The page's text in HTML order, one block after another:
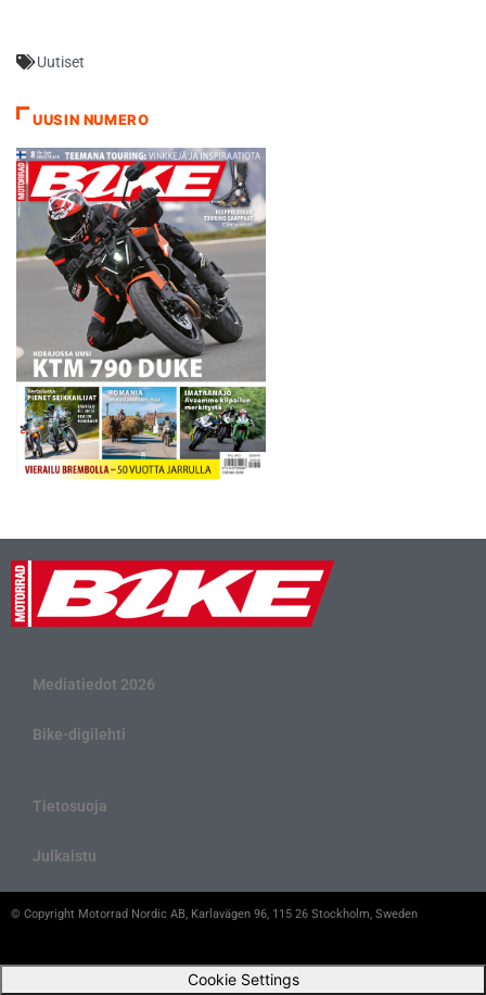
tykitettiin aurinkoisen
Pedrosa ajoitti iskunsa aivan
session loppuun ja riisui
samalla muut aseista. -
Tärkeintä oli ajaa
mahdollisimman paljon
kuivan kelin kierroksia…
Uutiset
UUSIN NUMERO
Mediatiedot 2026
Bike-digilehti
Tietosuoja
Julkaistu
© Copyright Motorrad Nordic AB, Karlavägen 96, 115 26 Stockholm, Sweden
Cookie Settings